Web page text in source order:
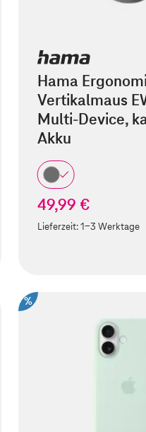
Hama
Vertikalmaus
Multi-Device,
Akku
49,99 €
Lieferzeit:1-3 Werktage
%